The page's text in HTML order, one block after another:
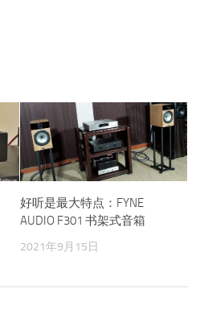
好听是最大特点：FYNE
AUDIO F301 书架式音箱
2021年9月15日